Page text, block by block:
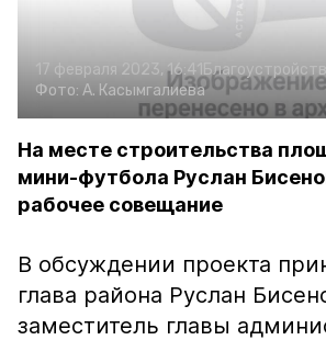
17 февраля 2023, 16:41
Фото: А. Касымгалиева
На месте строительства
мини-футбола Руслан
рабочее совещание
В обсуждении проекта
глава района Руслан
заместитель главы